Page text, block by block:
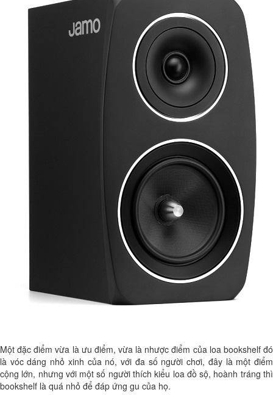
Một đặc điểm vừa là ưu điểm, vừa là nhược điểm của loa bookshelf đó
là vóc dáng nhỏ xinh của nó, với đa số người chơi, đây là một điểm
cộng lớn, nhưng với một số người thích kiểu loa đồ sộ, hoành tráng thì
bookshelf là quá nhỏ để đáp ứng gu của họ.